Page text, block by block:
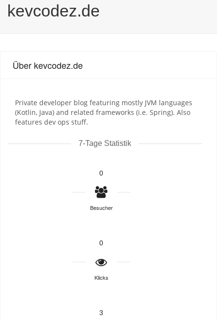
kevcodez.de
Über kevcodez.de
Private developer blog featuring mostly JVM languages
(Kotlin, Java) and related frameworks (i.e. Spring). Also
features dev ops stuff.
7-Tage Statistik
0
Besucher
0
Klicks
3